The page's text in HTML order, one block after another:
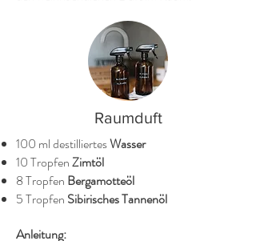
Raumduft
100 ml destilliertesWasser
10 TropfenZimtöl
8 Tropfen Bergamotteöl
5 Tropfen Sibirisches Tannenöl
Anleitung: